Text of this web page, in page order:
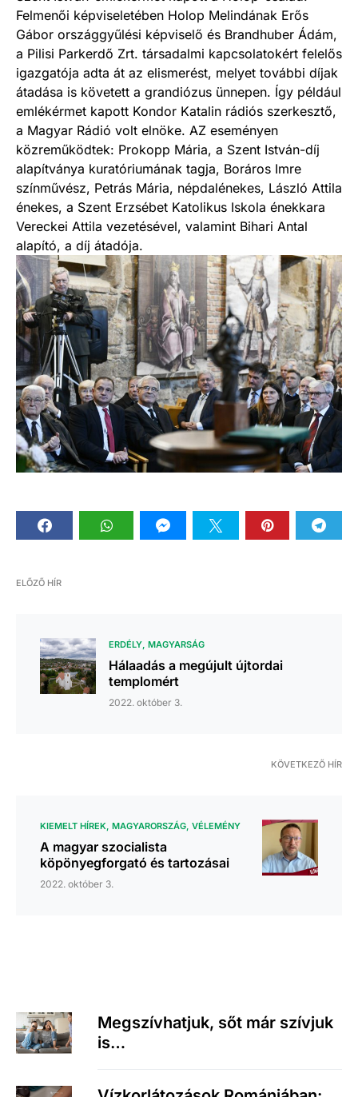
Felmenői képviseletében Holop Melindának Erős
Gábor országgyűlési képviselő és Brandhuber Ádám,
a Pilisi Parkerdő Zrt. társadalmi kapcsolatokért felelős
igazgatója adta át az elismerést, melyet további díjak
átadása is követett a grandiózus ünnepen. Így például
emlékérmet kapott Kondor Katalin rádiós szerkesztő,
a Magyar Rádió volt elnöke. AZ eseményen
közreműködtek: Prokopp Mária, a Szent István-díj
alapítványa kuratóriumának tagja, Boráros Imre
színművész, Petrás Mária, népdalénekes, László Attila
énekes, a Szent Erzsébet Katolikus Iskola énekkara
Vereckei Attila vezetésével, valamint Bihari Antal
alapító, a díj átadója.
ELŐZŐ HÍR
ERDÉLY MAGYARSÁG
Hálaadás a megújult újtordai
templomért
2022. október 3.
KÖVETKEZŐ HÍR
KIEMELT HÍREK MAGYARORSZÁG VÉLEMÉNY
A magyar szocialista
köpönyegforgató és tartozásai
2022. október 3.
Megszívhatjuk, sőt már szívjuk
is…